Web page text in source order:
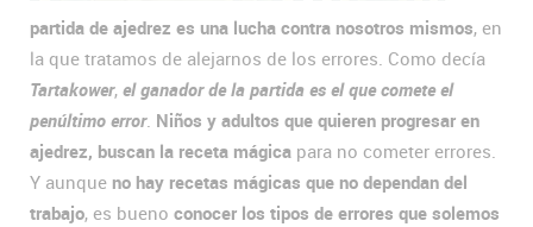
partida de ajedrez es una lucha contra nosotros mismos, en
la que tratamos de alejarnos de los errores. Como decía
Tartakower, el ganador de la partida es el que comete el
penúltimo error. Niños y adultos que quieren progresar en
ajedrez, buscan la receta mágica para no cometer errores.
Y aunque no hay recetas mágicas que no dependan del
trabajo, es bueno conocer los tipos de errores que solemos